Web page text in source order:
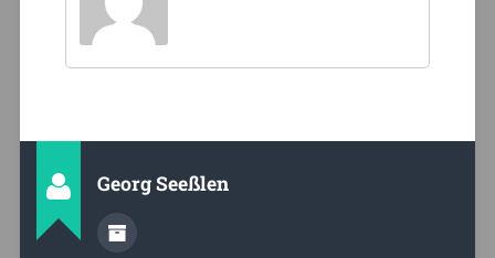
Georg Seeßlen